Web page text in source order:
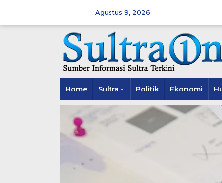
Agustus 9, 2026
Home Sultra Politik Ekonomi